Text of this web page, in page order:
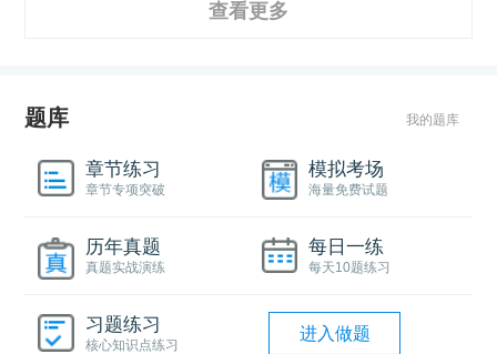
查看更多
题库 我的题库
章节练习
章节专项突破
模拟考场
海量免费试题
历年真题
真题实战演练
每日一练
每天10题练习
习题练习
核心知识点练习
进入做题